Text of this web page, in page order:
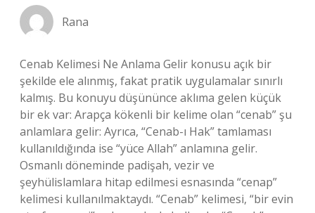
Rana
Cenab Kelimesi Ne Anlama Gelir konusu açık bir
şekilde ele alınmış, fakat pratik uygulamalar sınırlı
kalmış. Bu konuyu düşününce aklıma gelen küçük
bir ek var: Arapça kökenli bir kelime olan “cenab” şu
anlamlara gelir: Ayrıca, “Cenab-ı Hak” tamlaması
kullanıldığında ise “yüce Allah” anlamına gelir.
Osmanlı döneminde padişah, vezir ve
şeyhülislamlara hitap edilmesi esnasında “cenap”
kelimesi kullanılmaktaydı. “Cenab” kelimesi, “bir evin